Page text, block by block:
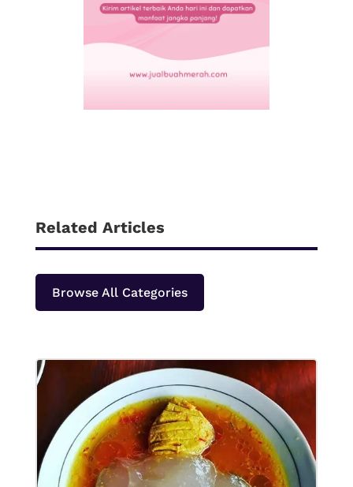
Related Articles
Browse All Categories